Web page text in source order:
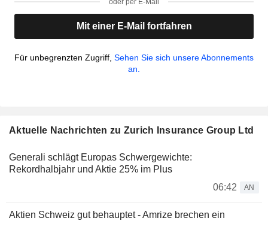
oder per E-Mail
Mit einer E-Mail fortfahren
Für unbegrenzten Zugriff, Sehen Sie sich unsere Abonnements
an.
Aktuelle Nachrichten zu Zurich Insurance Group Ltd
Generali schlägt Europas Schwergewichte:
Rekordhalbjahr und Aktie 25% im Plus
06:42
AN
Aktien Schweiz gut behauptet - Amrize brechen ein